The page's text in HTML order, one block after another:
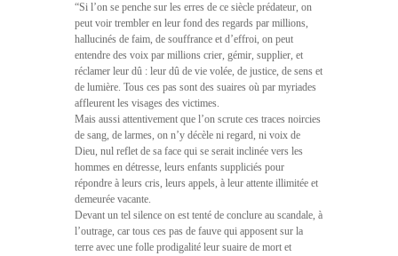
“Si l’on se penche sur les erres de ce siècle prédateur, on
peut voir trembler en leur fond des regards par millions,
hallucinés de faim, de souffrance et d’effroi, on peut
entendre des voix par millions crier, gémir, supplier, et
réclamer leur dû : leur dû de vie volée, de justice, de sens et
de lumière. Tous ces pas sont des suaires où par myriades
affleurent les visages des victimes.
Mais aussi attentivement que l’on scrute ces traces noircies
de sang, de larmes, on n’y décèle ni regard, ni voix de
Dieu, nul reflet de sa face qui se serait inclinée vers les
hommes en détresse, leurs enfants suppliciés pour
répondre à leurs cris, leurs appels, à leur attente illimitée et
demeurée vacante.
Devant un tel silence on est tenté de conclure au scandale, à
l’outrage, car tous ces pas de fauve qui apposent sur la
terre avec une folle prodigalité leur suaire de mort et